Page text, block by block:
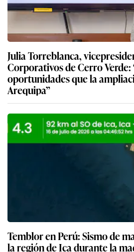
Julia Torreblanca,
Corporativos de Cerro Verde:
oportunidades que la
Arequipa”
Temblor en Perú: Sismo de
la región de Ica durante la